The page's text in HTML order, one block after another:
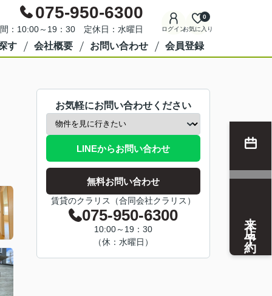
075-950-6300
：10:00～19：30 定休日：水曜日 ログインお気に入り
0
す 会社概要 お問い合わせ 会員登録
お気軽にお問い合わせください
LINEからお問い合わせ
無料お問い合わせ
賃貸のクラリス（合同会社クラリス）
075-950-6300
10:00～19：30
（休：水曜日）
来店予約